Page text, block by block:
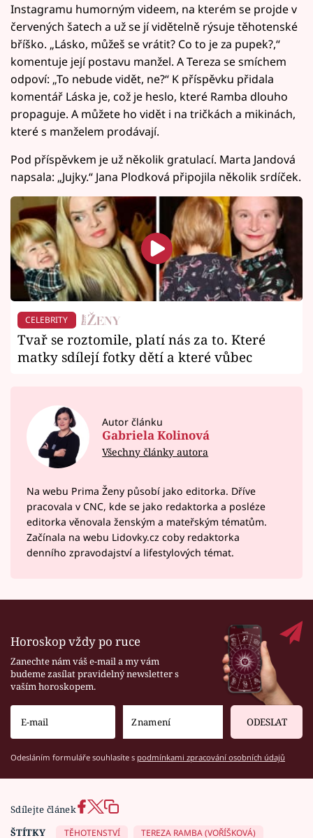
Instagramu humorným videem, na kterém se projde v
červených šatech a už se jí vidětelně rýsuje těhotenské
bříško. „Lásko, můžeš se vrátit? Co to je za pupek?,“
komentuje její postavu manžel. A Tereza se smíchem
odpoví: „To nebude vidět, ne?“ K příspěvku přidala
komentář Láska je, což je heslo, které Ramba dlouho
propaguje. A můžete ho vidět i na tričkách a mikinách,
které s manželem prodávají.
Pod příspěvkem je už několik gratulací. Marta Jandová
napsala: „Jujky.“ Jana Plodková připojila několik srdíček.
CELEBRITY
Tvař se roztomile, platí nás za to. Které
matky sdílejí fotky dětí a které vůbec
Autor článku
Gabriela Kolinová
Všechny články autora
Na webu Prima Ženy působí jako editorka. Dříve
pracovala v CNC, kde se jako redaktorka a posléze
editorka věnovala ženským a mateřským tématům.
Začínala na webu Lidovky.cz coby redaktorka
denního zpravodajství a lifestylových témat.
Horoskop vždy po ruce
Zanechte nám váš e-mail a my vám
budeme zasílat pravidelný newsletter s
vaším horoskopem.
ODESLAT
Odesláním formuláře souhlasíte s podmínkami zpracování osobních údajů
Sdílejte článek
ŠTÍTKY
TĚHOTENSTVÍ TEREZA RAMBA (VOŘÍŠKOVÁ)